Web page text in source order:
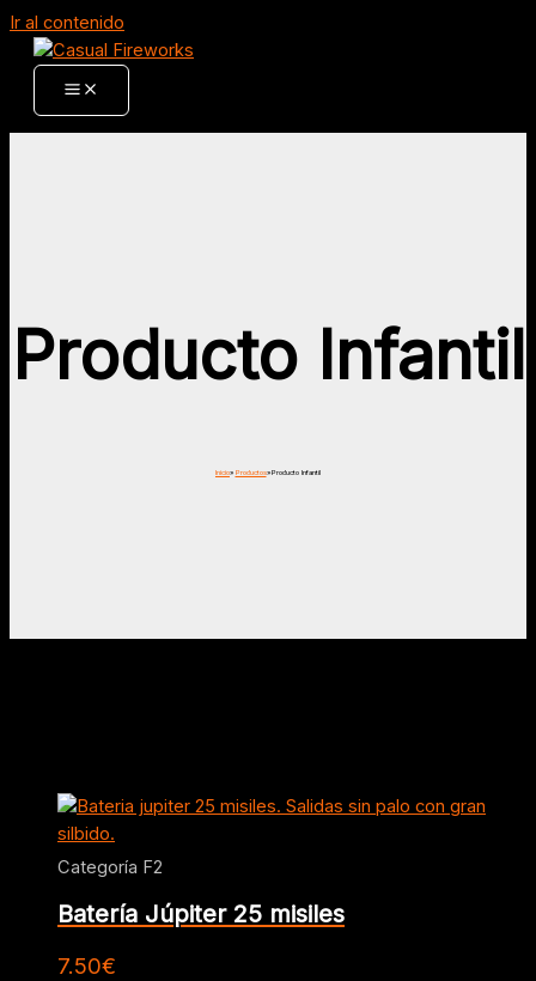
Ir al contenido
Producto Infantil
Inicio Productos Producto Infantil
Categoría F2
Batería Júpiter 25 misiles
7.50€